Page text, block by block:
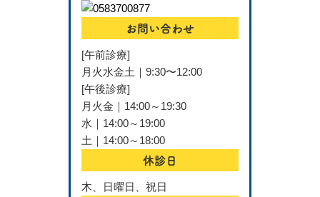
お問い合わせ
[午前診療]
月火水金土｜9:30〜12:00
[午後診療]
月火金｜14:00～19:30
水｜14:00～19:00
土｜14:00～18:00
休診日
木、日曜日、祝日